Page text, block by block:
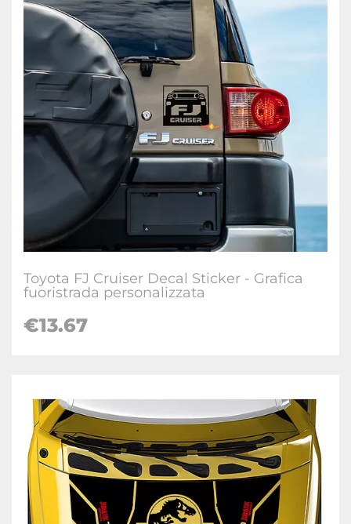
Toyota FJ Cruiser Decal Sticker - Grafica
fuoristrada personalizzata
€13.67